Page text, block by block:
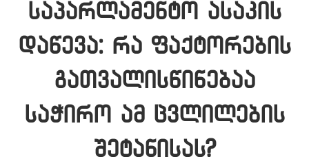
საპარლამენტო ასაკის
დაწევა: რა ფაქტორების
გათვალისწინებაა
საჭირო ამ ცვლილების
შეტანისას?